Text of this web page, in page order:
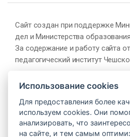
Сайт создан при поддержке
дел и Министерства
За содержание и работу сайта
педагогический институт
Использование cookies
Для предоставления более
используем cookies. Они
анализировать, что
на сайте, и тем самым